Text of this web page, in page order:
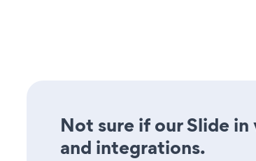
Not sure if our Slide
and integrations.